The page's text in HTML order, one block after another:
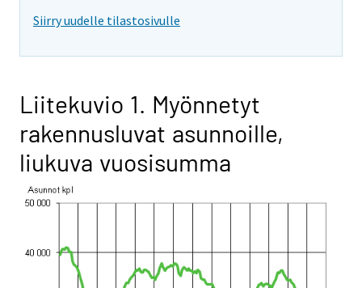
Siirry uudelle tilastosivulle
Liitekuvio 1. Myönnetyt
rakennusluvat asunnoille,
liukuva vuosisumma